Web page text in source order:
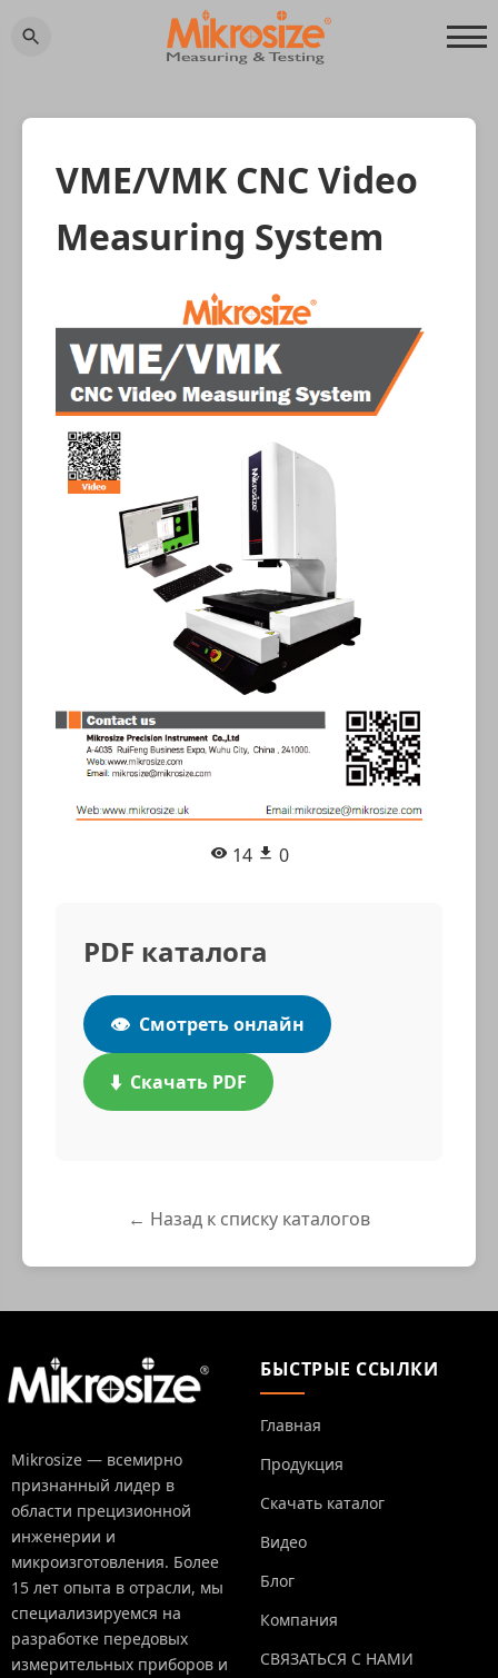
VME/VMK CNC Video
Measuring System
14 0
PDF каталога
👁️ Смотреть онлайн
⬇️ Скачать PDF
← Назад к списку каталогов
Mikrosize — всемирно
признанный лидер в
области прецизионной
инженерии и
микроизготовления. Более
15 лет опыта в отрасли, мы
специализируемся на
разработке передовых
измерительных приборов и
БЫСТРЫЕ ССЫЛКИ
Главная
Продукция
Скачать каталог
Видео
Блог
Компания
СВЯЗАТЬСЯ С НАМИ